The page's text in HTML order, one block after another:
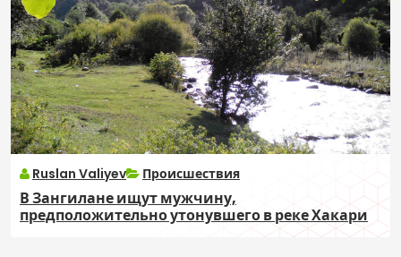
Ruslan Valiyev Происшествия
В Зангилане ищут мужчину,
предположительно утонувшего в реке Хакари